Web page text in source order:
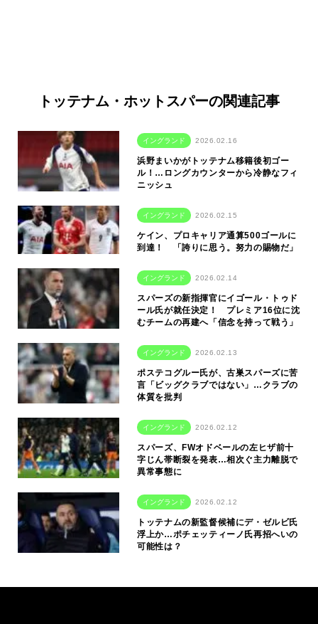
トッテナム・ホットスパーの関連記事
イングランド 2026.02.16
浜野まいかがトッテナム移籍後初ゴー
ル！…ロングカウンターから冷静なフィ
ニッシュ
イングランド 2026.02.15
ケイン、プロキャリア通算500ゴールに
到達！ 「誇りに思う。努力の賜物だ」
イングランド 2026.02.14
スパーズの新指揮官にイゴール・トゥド
ール氏が就任決定！ プレミア16位に沈
むチームの再建へ「信念を持って戦う」
イングランド 2026.02.13
ポステコグルー氏が、古巣スパーズに苦
言「ビッグクラブではない」…クラブの
体質を批判
イングランド 2026.02.12
スパーズ、FWオドベールの左ヒザ前十
字じん帯断裂を発表…相次ぐ主力離脱で
異常事態に
イングランド 2026.02.12
トッテナムの新監督候補にデ・ゼルビ氏
浮上か…ポチェッティーノ氏再招へいの
可能性は？